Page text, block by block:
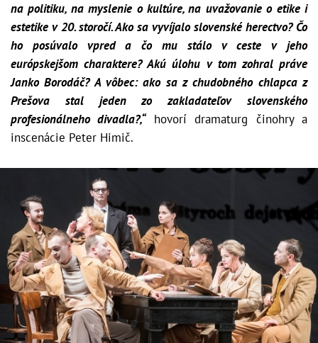
na politiku, na myslenie o kultúre, na uvažovanie o etike i
estetike v 20. storočí. Ako sa vyvíjalo slovenské herectvo? Čo
ho posúvalo vpred a čo mu stálo v ceste v jeho
európskejšom charaktere? Akú úlohu v tom zohral práve
Janko Borodáč? A vôbec: ako sa z chudobného chlapca z
Prešova stal jeden zo zakladateľov slovenského
profesionálneho divadla?,“hovorí dramaturg činohry a
inscenácie Peter Himič.